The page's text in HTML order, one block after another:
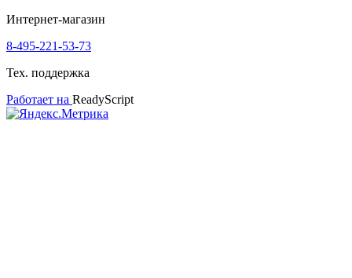
Интернет-магазин
8-495-221-53-73
Тех. поддержка
Работает на ReadyScript